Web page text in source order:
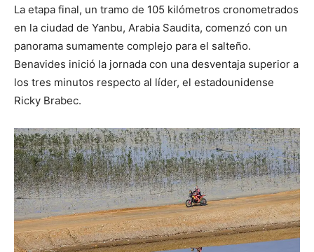
La etapa final, un tramo de 105 kilómetros cronometrados
en la ciudad de Yanbu, Arabia Saudita, comenzó con un
panorama sumamente complejo para el salteño.
Benavides inició la jornada con una desventaja superior a
los tres minutos respecto al líder, el estadounidense
Ricky Brabec.